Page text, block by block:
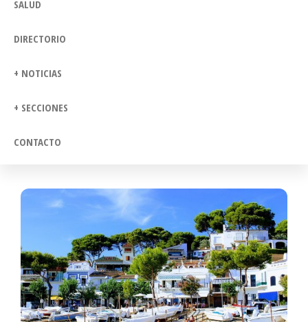
SALUD
DIRECTORIO
+ NOTICIAS
+ SECCIONES
CONTACTO